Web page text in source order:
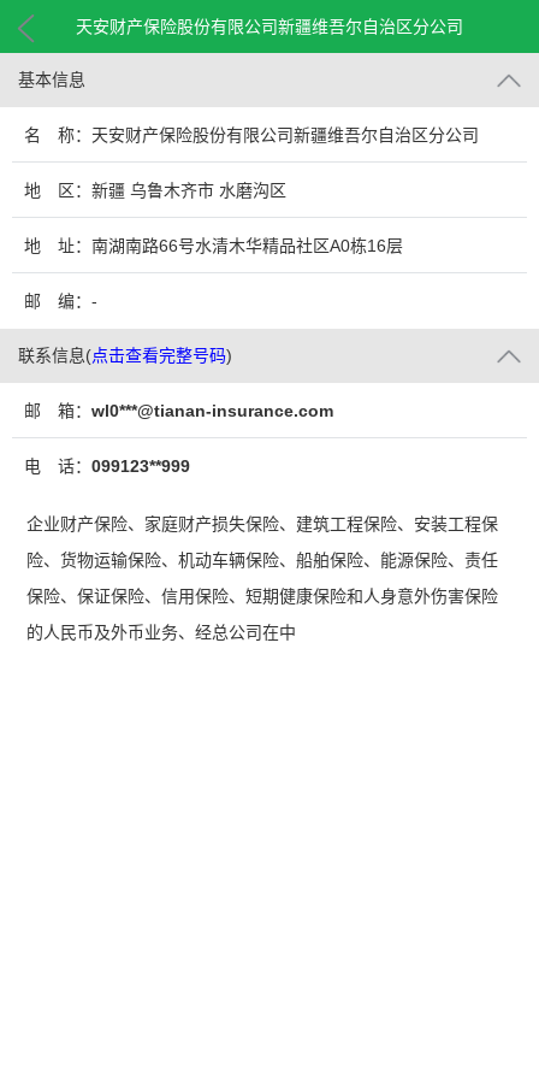
天安财产保险股份有限公司新疆维吾尔自治区分公司
基本信息
名 称：天安财产保险股份有限公司新疆维吾尔自治区分公司
地 区：新疆 乌鲁木齐市 水磨沟区
地 址：南湖南路66号水清木华精品社区A0栋16层
邮 编：-
联系信息(点击查看完整号码)
邮 箱： wl0***@tianan-insurance.com
电 话： 099123**999
企业财产保险、家庭财产损失保险、建筑工程保险、安装工程保
险、货物运输保险、机动车辆保险、船舶保险、能源保险、责任
保险、保证保险、信用保险、短期健康保险和人身意外伤害保险
的人民币及外币业务、经总公司在中